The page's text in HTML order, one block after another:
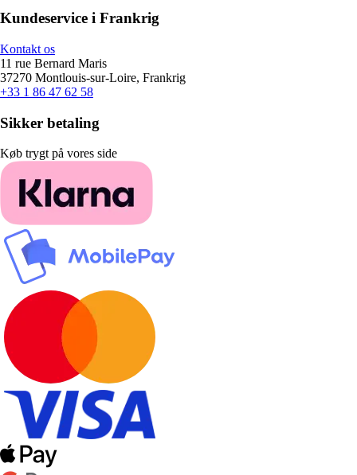
Kundeservice i Frankrig
Kontakt os
11 rue Bernard Maris
37270 Montlouis-sur-Loire, Frankrig
+33 1 86 47 62 58
Sikker betaling
Køb trygt på vores side